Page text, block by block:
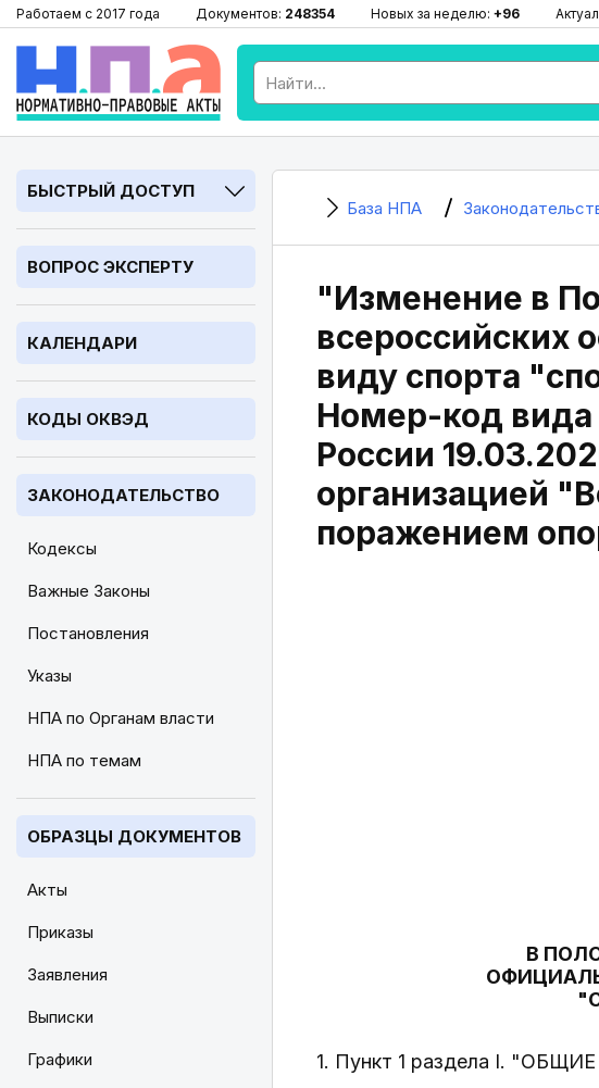
Работаем с 2017 года Документов: 248354 Новых за неделю: +96
БЫСТРЫЙ ДОСТУП
ВОПРОС ЭКСПЕРТУ
КАЛЕНДАРИ
КОДЫ ОКВЭД
ЗАКОНОДАТЕЛЬСТВО
Кодексы
Важные Законы
Постановления
Указы
НПА по Органам власти
НПА по темам
ОБРАЗЦЫ ДОКУМЕНТОВ
Акты
Приказы
Заявления
Выписки
Графики
База НПА
"Изменение в
всероссийских
виду спорта
Номер-код вида
России
организацией
поражением
В
1. Пункт 1 раздела I.